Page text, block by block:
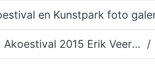
Akoestival 2015 Erik Veerman